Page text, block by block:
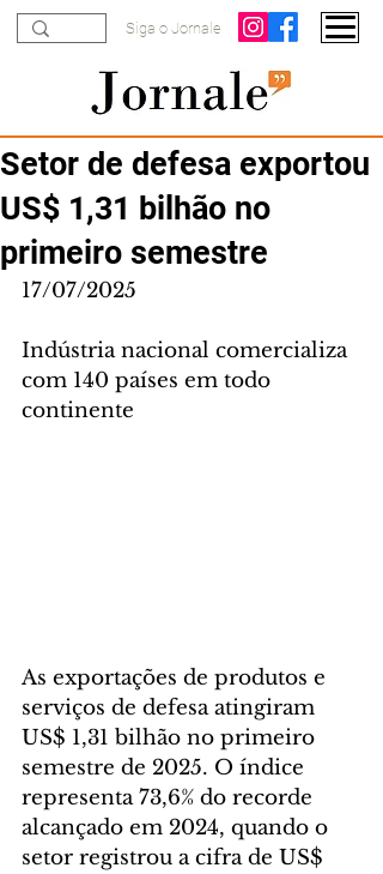
Siga o Jornale
Setor de defesa exportou
US$ 1,31 bilhão no
primeiro semestre
17/07/2025
Indústria nacional comercializa
com 140 países em todo
continente
As exportações de produtos e
serviços de defesa atingiram
US$ 1,31 bilhão no primeiro
semestre de 2025. O índice
representa 73,6% do recorde
alcançado em 2024, quando o
setor registrou a cifra de US$